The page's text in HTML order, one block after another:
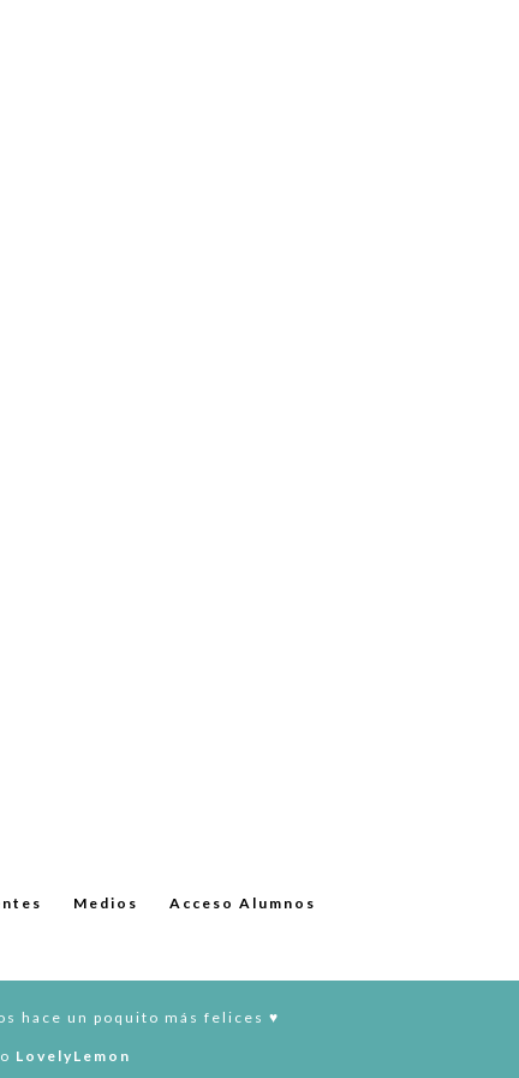
Medios Acceso Alumnos
hace un poquito más felices ♥︎
LovelyLemon